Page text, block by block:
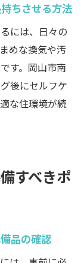
ちさせる方法
には、日々の
めな換気や汚
す。岡山市南
後にセルフケ
な住環境が続
すべきポ
品の確認